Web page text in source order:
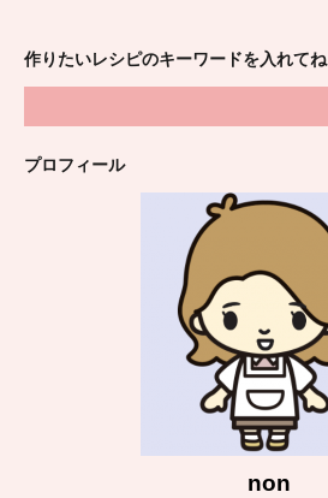
作りたいレシピのキーワードを入れてね
プロフィール
non